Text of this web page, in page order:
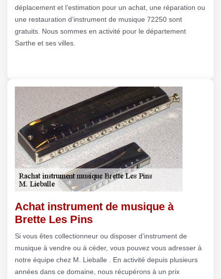
déplacement et l’estimation pour un achat, une réparation ou
une restauration d’instrument de musique 72250 sont
gratuits. Nous sommes en activité pour le département
Sarthe et ses villes.
Achat instrument de musique à
Brette Les Pins
Si vous êtes collectionneur ou disposer d’instrument de
musique à vendre ou à céder, vous pouvez vous adresser à
notre équipe chez M. Lieballe . En activité depuis plusieurs
années dans ce domaine, nous récupérons à un prix